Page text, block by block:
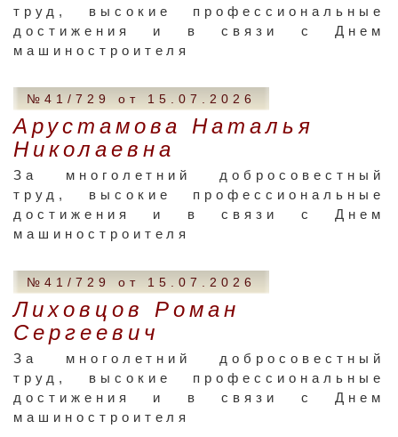
труд, высокие профессиональные
достижения и в связи с Днем
машиностроителя
№41/729 от 15.07.2026
Арустамова Наталья
Николаевна
За многолетний добросовестный
труд, высокие профессиональные
достижения и в связи с Днем
машиностроителя
№41/729 от 15.07.2026
Лиховцов Роман
Сергеевич
За многолетний добросовестный
труд, высокие профессиональные
достижения и в связи с Днем
машиностроителя